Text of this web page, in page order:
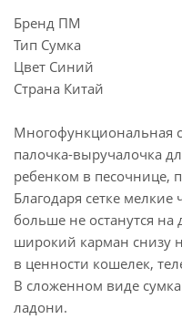
Бренд ПМ
Тип Сумка
Цвет Синий
Страна Китай
Многофункциональная
палочка-выручалочка
ребенком в песочнице,
Благодаря сетке
больше не останутся
широкий карман снизу
в ценности кошелек,
В сложенном виде
ладони.